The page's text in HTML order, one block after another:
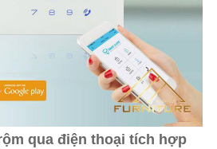
qua điện thoại tích hợp